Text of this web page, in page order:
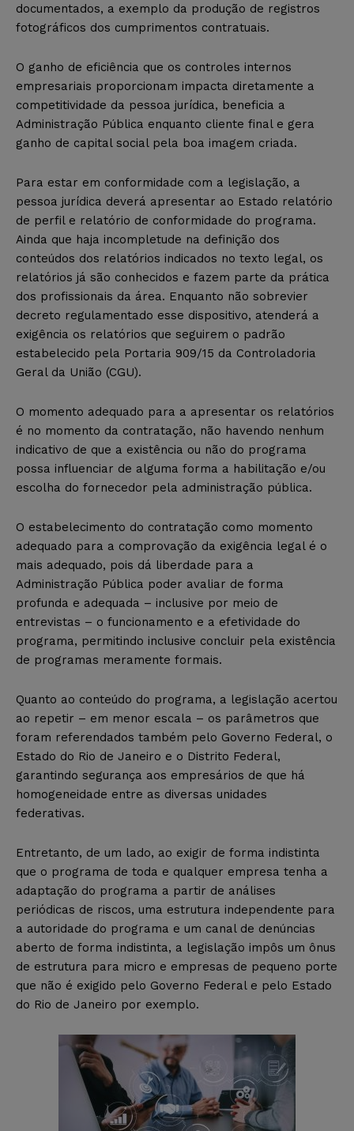
documentados, a exemplo da produção de registros
fotográficos dos cumprimentos contratuais.
O ganho de eficiência que os controles internos
empresariais proporcionam impacta diretamente a
competitividade da pessoa jurídica, beneficia a
Administração Pública enquanto cliente final e gera
ganho de capital social pela boa imagem criada.
Para estar em conformidade com a legislação, a
pessoa jurídica deverá apresentar ao Estado relatório
de perfil e relatório de conformidade do programa.
Ainda que haja incompletude na definição dos
conteúdos dos relatórios indicados no texto legal, os
relatórios já são conhecidos e fazem parte da prática
dos profissionais da área. Enquanto não sobrevier
decreto regulamentado esse dispositivo, atenderá a
exigência os relatórios que seguirem o padrão
estabelecido pela Portaria 909/15 da Controladoria
Geral da União (CGU).
O momento adequado para a apresentar os relatórios
é no momento da contratação, não havendo nenhum
indicativo de que a existência ou não do programa
possa influenciar de alguma forma a habilitação e/ou
escolha do fornecedor pela administração pública.
O estabelecimento do contratação como momento
adequado para a comprovação da exigência legal é o
mais adequado, pois dá liberdade para a
Administração Pública poder avaliar de forma
profunda e adequada – inclusive por meio de
entrevistas – o funcionamento e a efetividade do
programa, permitindo inclusive concluir pela existência
de programas meramente formais.
Quanto ao conteúdo do programa, a legislação acertou
ao repetir – em menor escala – os parâmetros que
foram referendados também pelo Governo Federal, o
Estado do Rio de Janeiro e o Distrito Federal,
garantindo segurança aos empresários de que há
homogeneidade entre as diversas unidades
federativas.
Entretanto, de um lado, ao exigir de forma indistinta
que o programa de toda e qualquer empresa tenha a
adaptação do programa a partir de análises
periódicas de riscos, uma estrutura independente para
a autoridade do programa e um canal de denúncias
aberto de forma indistinta, a legislação impôs um ônus
de estrutura para micro e empresas de pequeno porte
que não é exigido pelo Governo Federal e pelo Estado
do Rio de Janeiro por exemplo.